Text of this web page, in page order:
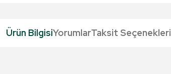
Ürün BilgisiYorumlarTaksit Seçenekleri